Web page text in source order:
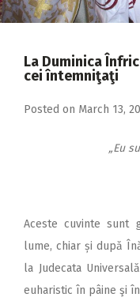
2018
2016
2010
2009
La Duminica
cei întemniţaţi
Posted on March 13,
„Eu
Aceste cuvinte sunt
lume, chiar și după
la Judecata
euharistic în pâine şi